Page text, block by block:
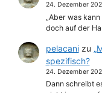
24. Dezember
„Aber was
doch auf der
pelacanizu
spezifisch?
24. Dezember
Dann schreibt